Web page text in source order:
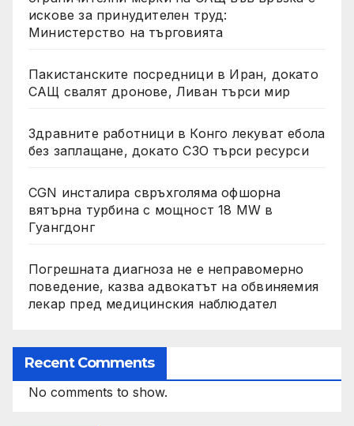
искове за принудителен труд:
Министерство на търговията
Пакистанските посредници в Иран, докато
САЩ свалят дронове, Ливан търси мир
Здравните работници в Конго лекуват ебола
без заплащане, докато СЗО търси ресурси
CGN инсталира свръхголяма офшорна
вятърна турбина с мощност 18 MW в
Гуангдонг
Погрешната диагноза не е неправомерно
поведение, казва адвокатът на обвиняемия
лекар пред медицинския наблюдател
Recent Comments
No comments to show.